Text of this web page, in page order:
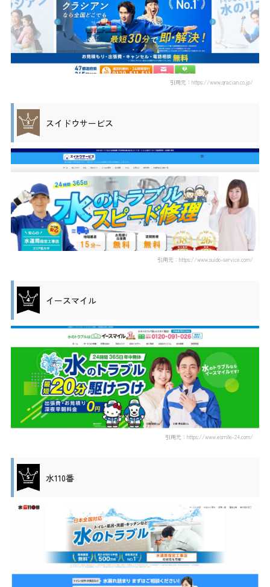
引用元：https://www.qracian.co.jp/
スイドウサービス
引用元：https://www.suido-service.com/
イースマイル
引用元：https://www.esmile-24.com/
水110番